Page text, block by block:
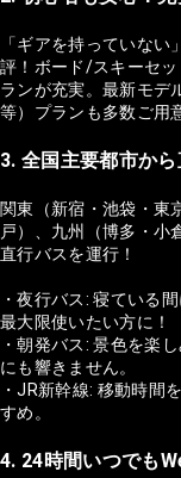
「ギアを持っていな
評！ボード/スキーセ
ランが充実。最新モデ
等）プランも多数ご用
3. 全国主要都市か
関東（新宿・池袋・東
戸）、九州（博多・小
直行バスを運行！
・夜行バス: 寝ている
最大限使いたい方に！
・朝発バス: 景色を楽
にも響きません。
・JR新幹線: 移動時間
すめ。
4. 24時間いつでも